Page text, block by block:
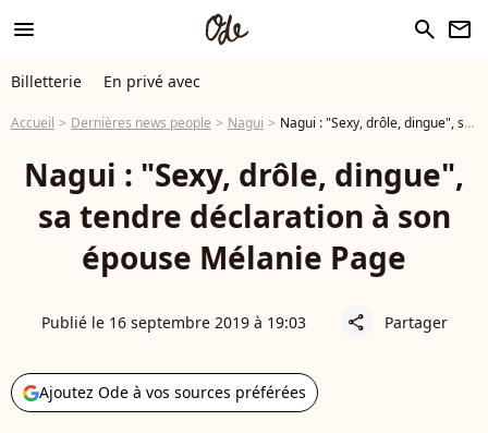
menu search newsletter
Billetterie En privé avec
Accueil Dernières news people Nagui Nagui : "Sexy, drôle, dingue", sa tendre déclaration à son épouse Mélanie Page
Nagui : "Sexy, drôle, dingue",
sa tendre déclaration à son
épouse Mélanie Page
Publié le 16 septembre 2019 à 19:03 share Partager
Ajoutez Ode à vos sources préférées